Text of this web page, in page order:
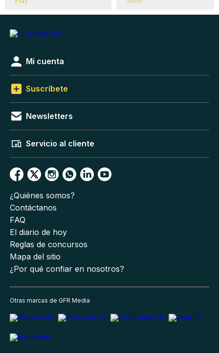
Mi cuenta
Suscríbete
Newsletters
Servicio al cliente
¿Quiénes somos?
Contáctanos
FAQ
El diario de hoy
Reglas de concursos
Mapa del sitio
¿Por qué confiar en nosotros?
Otras marcas de GFR Media